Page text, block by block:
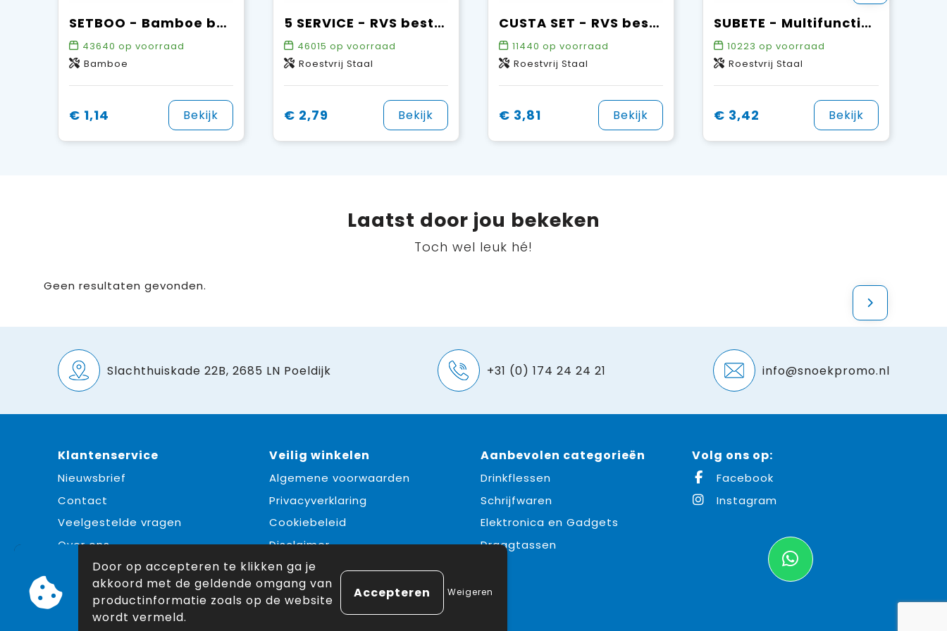
SETBOO - Bamboe bestekset
43640 op voorraad
Bamboe
€ 1,14 Bekijk
5 SERVICE - RVS bestekset
46015 op voorraad
Roestvrij Staal
€ 2,79 Bekijk
CUSTA SET - RVS bestekset
11440 op voorraad
Roestvrij Staal
€ 3,81 Bekijk
SUBETE - Multifunctionele bestekset
10223 op voorraad
Roestvrij Staal
€ 3,42 Bekijk
Laatst door jou bekeken
Toch wel leuk hé!
Geen resultaten gevonden.
Slachthuiskade 22B, 2685 LN Poeldijk +31 (0) 174 24 24 21 info@snoekpromo.nl
Klantenservice
Nieuwsbrief
Contact
Veelgestelde vragen
Over ons
Veilig winkelen
Algemene voorwaarden
Privacyverklaring
Cookiebeleid
Disclaimer
Aanbevolen categorieën
Drinkflessen
Schrijfwaren
Elektronica en Gadgets
Draagtassen
Volg ons op:
Facebook
Instagram
© Copyright Snoekpromo 2026
Door op accepteren te klikken ga je
akkoord met de geldende omgang van
productinformatie zoals op de website
wordt vermeld.
Weigeren